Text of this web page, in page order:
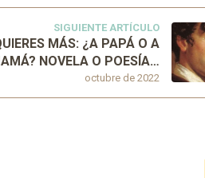
SIGUIENTE ARTÍCULO
octubre de 2022
MÁS: ¿A PAPÁ O A
NOVELA O POESÍA…